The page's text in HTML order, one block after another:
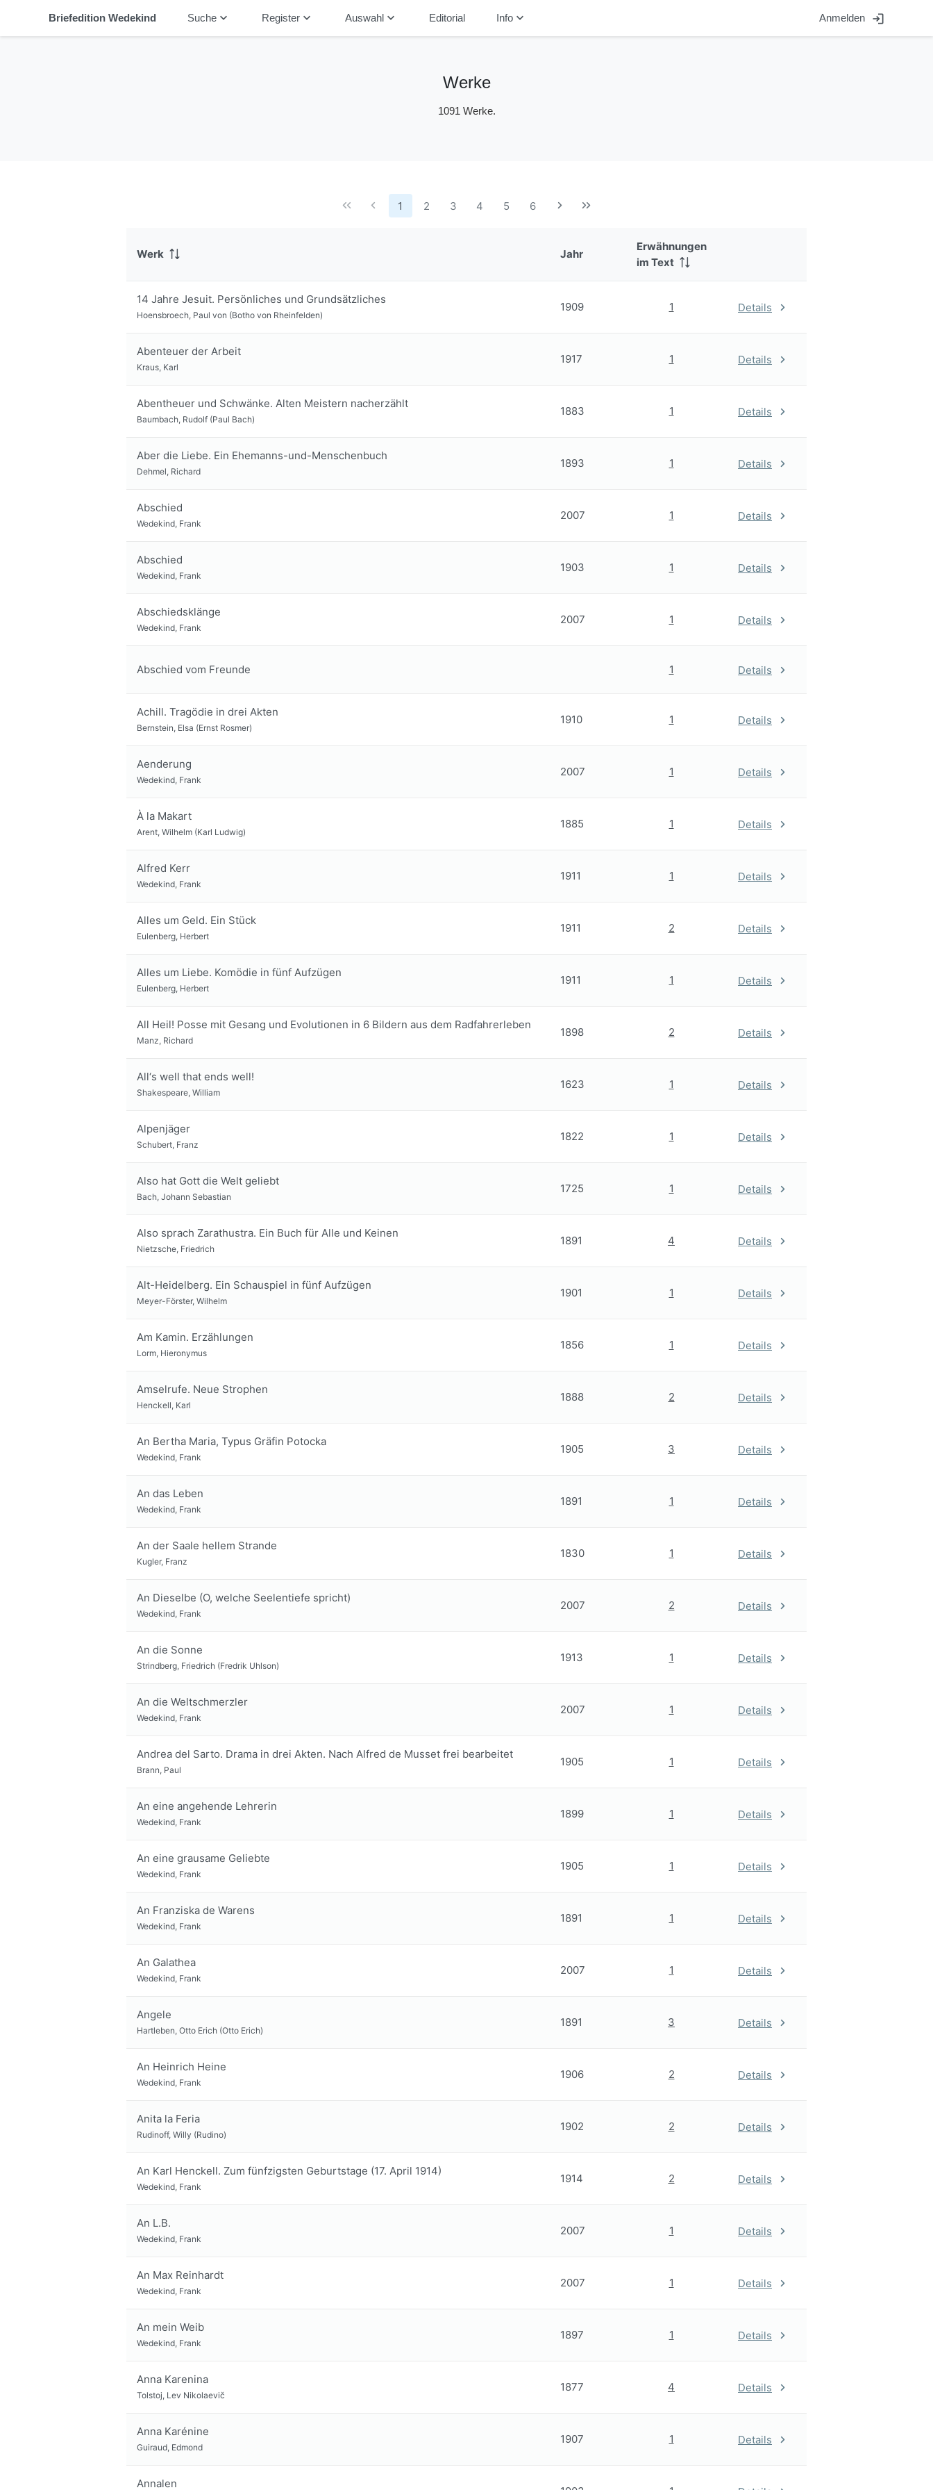
Briefedition Wedekind Suchekeyboard_arrow_down Registerkeyboard_arrow_down Auswahlkeyboard_arrow_down Editorial Infokeyboard_arrow_down Anmelden login
Werke
1091 Werke.
1 2 3 4 5 6
Werk Jahr
Erwähnungen
im Text
14 Jahre Jesuit. Persönliches und Grundsätzliches
Hoensbroech, Paul von (Botho von Rheinfelden)
1909 1 Details
Abenteuer der Arbeit
Kraus, Karl
1917 1 Details
Abentheuer und Schwänke. Alten Meistern nacherzählt
Baumbach, Rudolf (Paul Bach)
1883 1 Details
Aber die Liebe. Ein Ehemanns-und-Menschenbuch
Dehmel, Richard
1893 1 Details
Abschied
Wedekind, Frank
2007 1 Details
Abschied
Wedekind, Frank
1903 1 Details
Abschiedsklänge
Wedekind, Frank
2007 1 Details
Abschied vom Freunde 1 Details
Achill. Tragödie in drei Akten
Bernstein, Elsa (Ernst Rosmer)
1910 1 Details
Aenderung
Wedekind, Frank
2007 1 Details
À la Makart
Arent, Wilhelm (Karl Ludwig)
1885 1 Details
Alfred Kerr
Wedekind, Frank
1911 1 Details
Alles um Geld. Ein Stück
Eulenberg, Herbert
1911 2 Details
Alles um Liebe. Komödie in fünf Aufzügen
Eulenberg, Herbert
1911 1 Details
All Heil! Posse mit Gesang und Evolutionen in 6 Bildern aus dem Radfahrerleben
Manz, Richard
1898 2 Details
All‘s well that ends well!
Shakespeare, William
1623 1 Details
Alpenjäger
Schubert, Franz
1822 1 Details
Also hat Gott die Welt geliebt
Bach, Johann Sebastian
1725 1 Details
Also sprach Zarathustra. Ein Buch für Alle und Keinen
Nietzsche, Friedrich
1891 4 Details
Alt-Heidelberg. Ein Schauspiel in fünf Aufzügen
Meyer-Förster, Wilhelm
1901 1 Details
Am Kamin. Erzählungen
Lorm, Hieronymus
1856 1 Details
Amselrufe. Neue Strophen
Henckell, Karl
1888 2 Details
An Bertha Maria, Typus Gräfin Potocka
Wedekind, Frank
1905 3 Details
An das Leben
Wedekind, Frank
1891 1 Details
An der Saale hellem Strande
Kugler, Franz
1830 1 Details
An Dieselbe (O, welche Seelentiefe spricht)
Wedekind, Frank
2007 2 Details
An die Sonne
Strindberg, Friedrich (Fredrik Uhlson)
1913 1 Details
An die Weltschmerzler
Wedekind, Frank
2007 1 Details
Andrea del Sarto. Drama in drei Akten. Nach Alfred de Musset frei bearbeitet
Brann, Paul
1905 1 Details
An eine angehende Lehrerin
Wedekind, Frank
1899 1 Details
An eine grausame Geliebte
Wedekind, Frank
1905 1 Details
An Franziska de Warens
Wedekind, Frank
1891 1 Details
An Galathea
Wedekind, Frank
2007 1 Details
Angele
Hartleben, Otto Erich (Otto Erich)
1891 3 Details
An Heinrich Heine
Wedekind, Frank
1906 2 Details
Anita la Feria
Rudinoff, Willy (Rudino)
1902 2 Details
An Karl Henckell. Zum fünfzigsten Geburtstage (17. April 1914)
Wedekind, Frank
1914 2 Details
An L.B.
Wedekind, Frank
2007 1 Details
An Max Reinhardt
Wedekind, Frank
2007 1 Details
An mein Weib
Wedekind, Frank
1897 1 Details
Anna Karenina
Tolstoj, Lev Nikolaevič
1877 4 Details
Anna Karénine
Guiraud, Edmond
1907 1 Details
Annalen